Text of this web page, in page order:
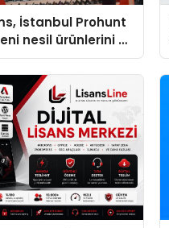
İstanbul Prohunt
nesil ürünlerini ve
vizyonunu